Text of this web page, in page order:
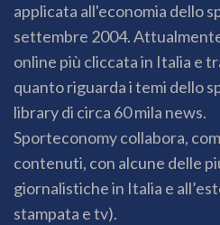
applicata all'economia dello
settembre 2004.
online più cliccata in Italia e
quanto riguarda i temi dello
library di circa 60 mila news.
Sporteconomy collabora,
contenuti, con alcune delle
giornalistiche in Italia e
stampata e tv).